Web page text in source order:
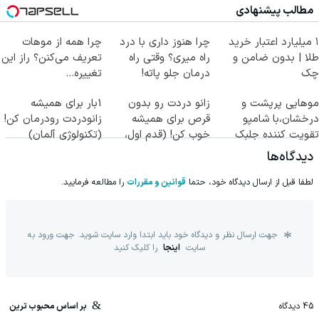
مطالب پیشنهادی
۱ میلیارد اعتبار خرید
طلا | بدون ضامن و
چک
چرا هنوز داری با درد
راه میری؟ وقتی راه
درمان جلو پاته!
چرا همه از موهات
تعریف می‌کنن؟ راز این
تغییره...
موهایی پرپشت و
درخشان،با شامپو
تقویت کننده جلبک
زانو دردت رو بدون
قرص برای همیشه
خوب کن! (قدم اول،
1بار برای همیشه
زانودردت رودرمان کن!
(تکنولوژی آلمان)
دیدگاه‌ها
لطفا قبل از ارسال دیدگاه خود، حتما قوانین و مقررات را مطالعه فرمایید.
جهت ارسال نظر و دیدگاه خود باید ابتدا وارد سایت شوید. جهت ورود به
سایت اینجا را کلیک کنید
45 دیدگاه بر اساس محبوب ترین